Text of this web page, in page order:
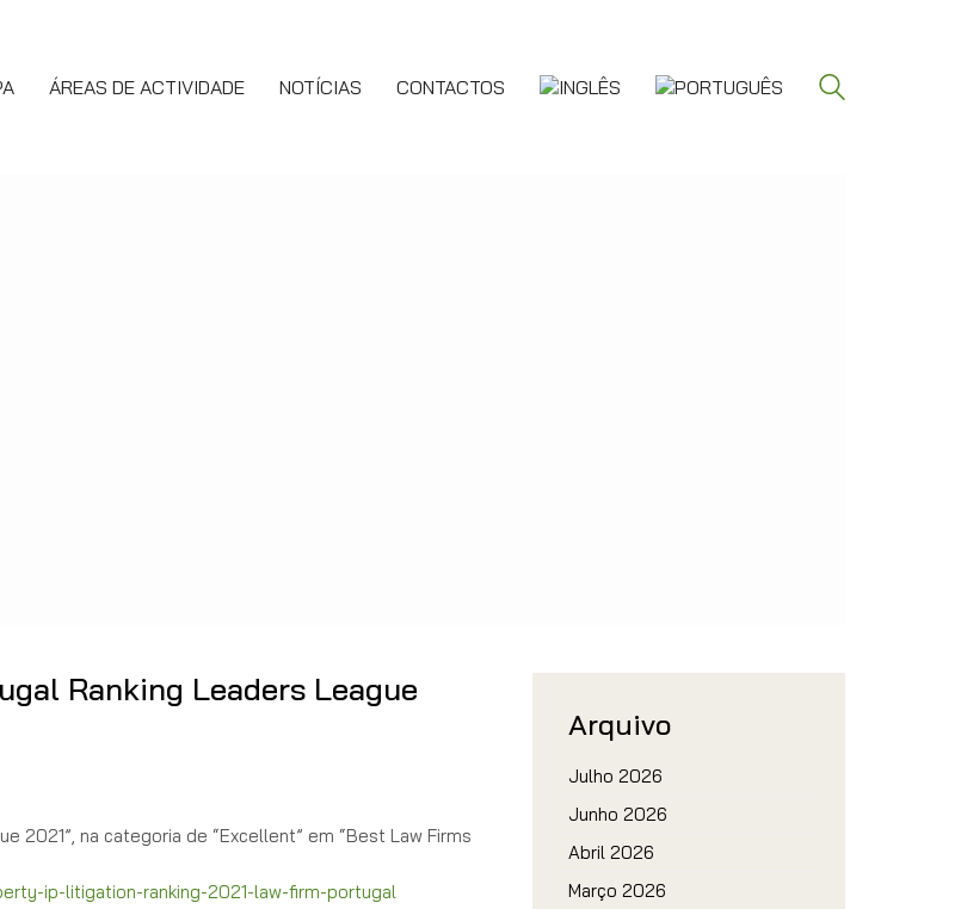
ÁREAS DE ACTIVIDADE NOTÍCIAS CONTACTOS
Ranking Leaders League
2021”, na categoria de “Excellent” em “Best Law Firms
ip-litigation-ranking-2021-law-firm-portugal
Arquivo
Julho 2026
Junho 2026
Abril 2026
Março 2026